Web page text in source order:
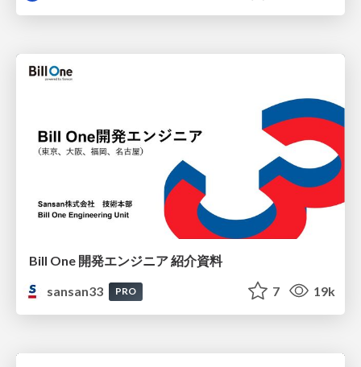
Bill One 開発エンジニア 紹介資料
sansan33
PRO 7 19k